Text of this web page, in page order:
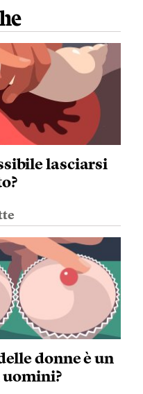
lasciarsi
donne è un